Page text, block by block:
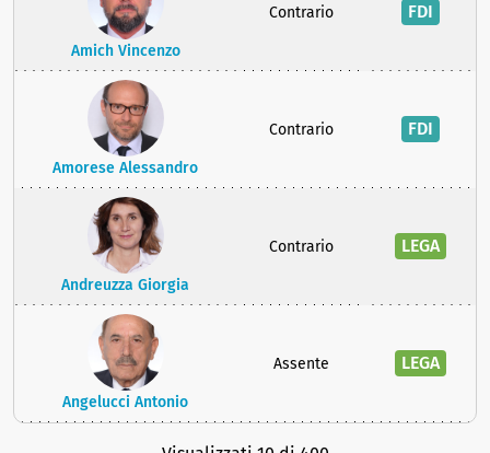
Amich Vincenzo
Contrario FDI
Amorese Alessandro
Contrario FDI
Andreuzza Giorgia
Contrario LEGA
Angelucci Antonio
Assente LEGA